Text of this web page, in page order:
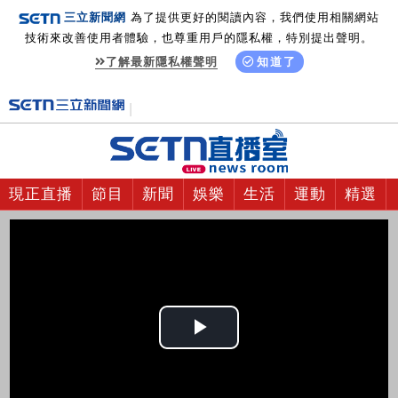
三立新聞網 為了提供更好的閱讀內容，我們使用相關網站
技術來改善使用者體驗，也尊重用戶的隱私權，特別提出聲明。
了解最新隱私權聲明
知道了
現正直播 節目 新聞 娛樂 生活 運動 精選
Play